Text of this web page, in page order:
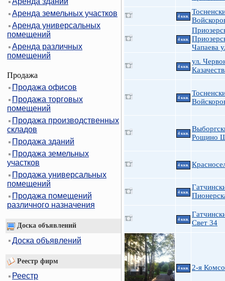
Аренда земельных участков
Аренда универсальных
помещений
Аренда различных
помещений
Продажа
Продажа офисов
Продажа торговых
помещений
Продажа производственных
складов
Продажа зданий
Продажа земельных
участков
Продажа универсальных
помещений
Продажа помещений
различного назначения
Доска объявлений
Доска объявлений
Реестр фирм
Реестр
4 ккв.
4 ккв.
Чапаева
4 ккв.
ул.
4 ккв.
4 ккв.
Рощино
4 ккв.
4 ккв.
4 ккв.
Свет 34
4 ккв. 2-я